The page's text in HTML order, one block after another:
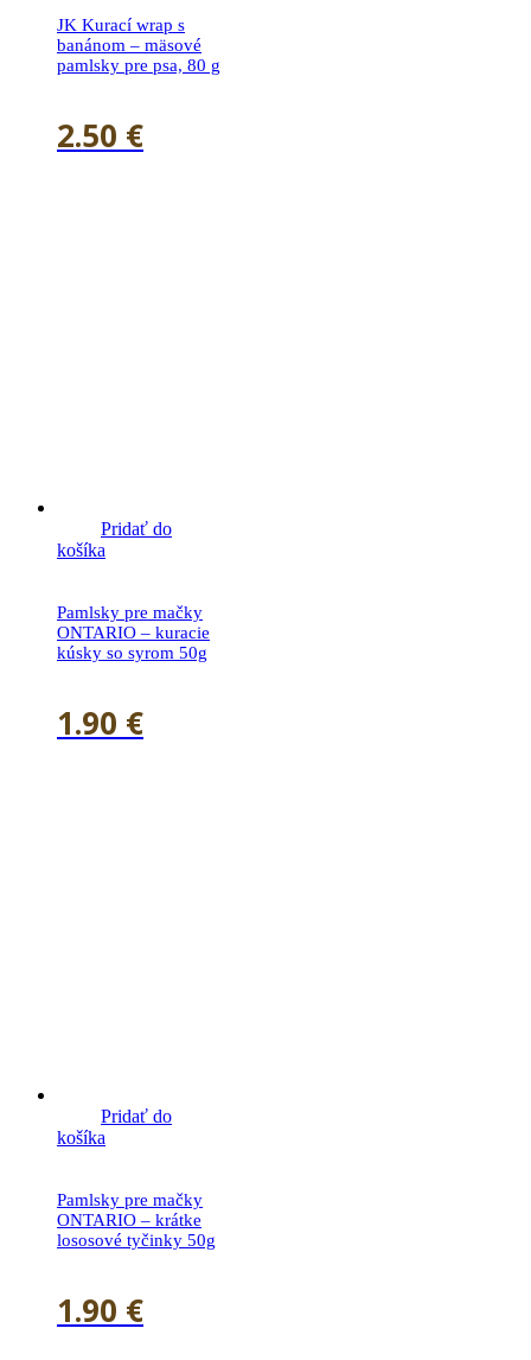
JK Kurací wrap s
banánom – mäsové
pamlsky pre psa, 80 g
2.50 €
Pridať do
košíka
Pamlsky pre mačky
ONTARIO – kuracie
kúsky so syrom 50g
1.90 €
Pridať do
košíka
Pamlsky pre mačky
ONTARIO – krátke
lososové tyčinky 50g
1.90 €